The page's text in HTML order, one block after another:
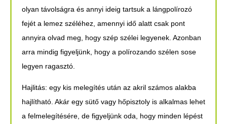
olyan távolságra és annyi ideig tartsuk a lángpolírozó
fejét a lemez széléhez, amennyi idő alatt csak pont
annyira olvad meg, hogy szép szélei legyenek. Azonban
arra mindig figyeljünk, hogy a polírozando szélen sose
legyen ragasztó.
Hajlitás: egy kis melegítés után az akril számos alakba
hajlítható. Akár egy sütő vagy hőpisztoly is alkalmas lehet
a felmelegítésére, de figyeljünk oda, hogy minden lépést